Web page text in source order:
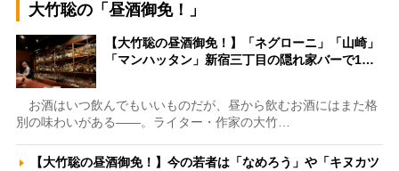
大竹聡の「昼酒御免！」
【大竹聡の昼酒御免！】「ネグローニ」「山崎」
「マンハッタン」新宿三丁目の隠れ家バーで1…
お酒はいつ飲んでもいいものだが、昼から飲むお酒にはまた格
別の味わいがある――。ライター・作家の大竹…
【大竹聡の昼酒御免！】今の若者は「なめろう」や「キヌカツ